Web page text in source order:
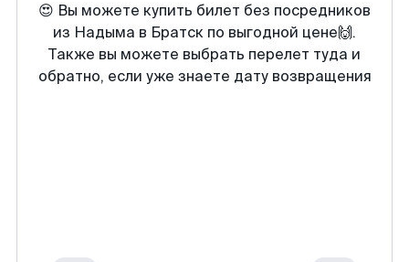
😍 Вы можете купить билет без посредников
из Надыма в Братск по выгодной цене🙌.
Также вы можете выбрать перелет туда и
обратно, если уже знаете дату возвращения